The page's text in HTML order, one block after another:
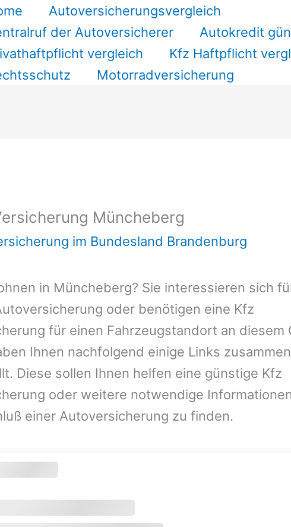
Autoversicherungsvergleich
der Autoversicherer
Autokredit
vergleich
Kfz Haftpflicht
Motorradversicherung
Müncheberg
im Bundesland Brandenburg
in Müncheberg? Sie interessieren sich
oder benötigen eine Kfz
für einen Fahrzeugstandort an diesem
Ihnen nachfolgend einige Links zusammen
Diese sollen Ihnen helfen eine günstige Kfz
oder weitere notwendige
einer Autoversicherung zu finden.